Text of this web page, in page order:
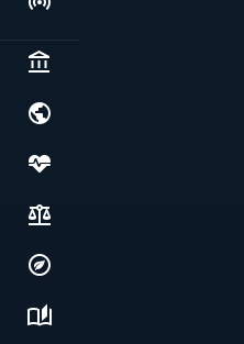
Live
Politics & institutions
Society, justice & freedoms
Economy, environment & technology
Science, history & spirituality